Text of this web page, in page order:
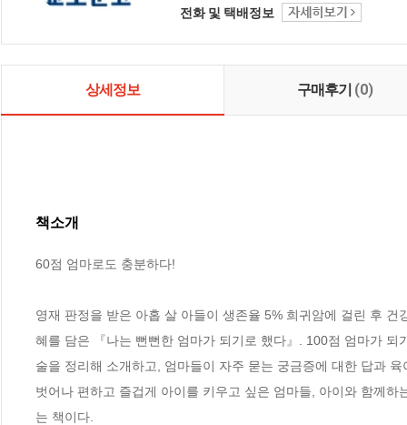
전화 및 택배정보
상세정보 구매후기 (0)
책소개
60점 엄마로도 충분하다!
영재 판정을 받은 아홉 살 아들이 생존율 5% 희귀암에 걸린 후
혜를 담은 『나는 뻔뻔한 엄마가 되기로 했다』. 100점 엄마가
술을 정리해 소개하고, 엄마들이 자주 묻는 궁금증에 대한 답과
벗어나 편하고 즐겁게 아이를 키우고 싶은 엄마들, 아이와 함께
는 책이다.